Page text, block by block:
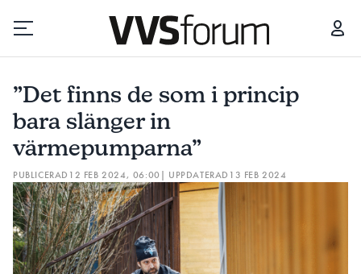
Prenumerera
Hantera prenumeration
Lediga jobb
Annonsera
”Det finns de som i princip
bara slänger in
värmepumparna”
PUBLICERAD 12 FEB 2024, 06:00 | UPPDATERAD 13 FEB 2024